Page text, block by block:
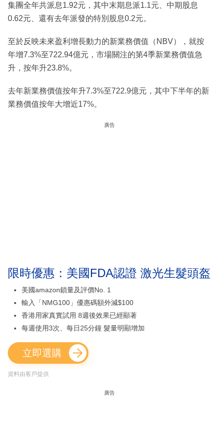
集團全年共派息1.92元，其中末期息派1.1元、中期股息
0.62元、還有去年派發的特別股息0.2元。
至於反映未來盈利增長動力的新業務價值（NBV），就按
年增7.3%至722.94億元，市場關注的第4季新業務價值急
升，按年升23.8%。
去年新業務價值按年升7.3%至722.9億元，其中下半年的新
業務價值按年大增近17%。
廣告
限時優惠：美國FDA認證 激光生髮頭盔
美國amazon鎖量及評價No. 1
輸入「NMG100」優惠碼額外減$100
香港用家真實試用 8週後效果已經顯著
每週使用3次、每日25分鐘 髮量明顯增加
立即選購
資料由客戶提供
廣告